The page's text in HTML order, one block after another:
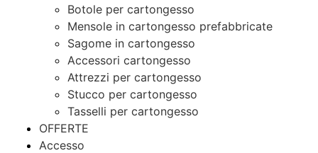
Botole per cartongesso
Mensole in cartongesso prefabbricate
Sagome in cartongesso
Accessori cartongesso
Attrezzi per cartongesso
Stucco per cartongesso
Tasselli per cartongesso
OFFERTE
Accesso